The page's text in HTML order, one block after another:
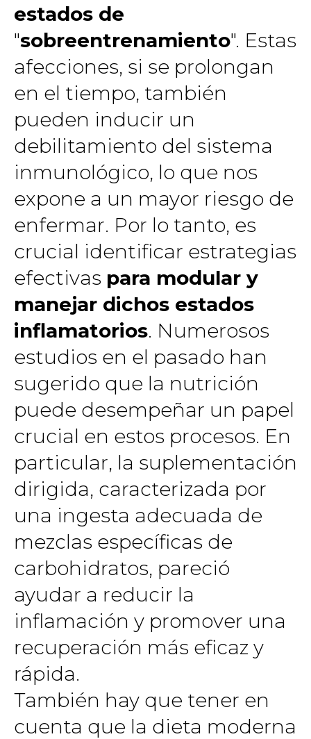
estados de
"sobreentrenamiento". Estas
afecciones, si se prolongan
en el tiempo, también
pueden inducir un
debilitamiento del sistema
inmunológico, lo que nos
expone a un mayor riesgo de
enfermar. Por lo tanto, es
crucial identificar estrategias
efectivas para modular y
manejar dichos estados
inflamatorios. Numerosos
estudios en el pasado han
sugerido que la nutrición
puede desempeñar un papel
crucial en estos procesos. En
particular, la suplementación
dirigida, caracterizada por
una ingesta adecuada de
mezclas específicas de
carbohidratos, pareció
ayudar a reducir la
inflamación y promover una
recuperación más eficaz y
rápida.
También hay que tener en
cuenta que la dieta moderna